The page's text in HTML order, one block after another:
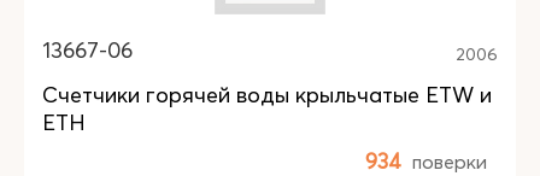
13667-06 2006
Счетчики горячей воды крыльчатые ETW и
ETH
934 поверки